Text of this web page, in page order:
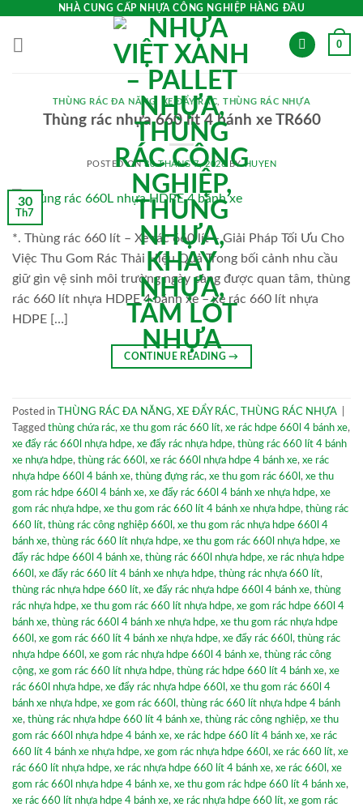
content
NHÀ CUNG CẤP NHỰA CÔNG NGHIỆP HÀNG ĐẦU
0
THÙNG RÁC ĐA NĂNG XE ĐẨY RÁC ,THÙNG RÁC NHỰA
Thùng rác nhựa 660 lít 4 bánh xe TR660
POSTED ON30 THÁNG 7, 2026 BYHUYEN
30
Th7
*. Thùng rác 660 lít – Xe rác 660 lít – Giải Pháp Tối Ưu Cho
Việc Thu Gom Rác Thải Hiệu Quả Trong bối cảnh nhu cầu
giữ gìn vệ sinh môi trường ngày càng được quan tâm, thùng
rác 660 lít nhựa HDPE 4 bánh xe – xe rác 660 lít nhựa
HDPE […]
CONTINUE READING→
Posted in THÙNG RÁC ĐA NĂNG, XE ĐẨY RÁC, THÙNG RÁC NHỰA
Tagged thùng chứa rác, xe thu gom rác 660 lít, xe rác hdpe 660l 4 bánh xe,
xe đẩy rác 660l nhựa hdpe, xe đẩy rác nhựa hdpe, thùng rác 660 lít 4 bánh
xe nhựa hdpe, thùng rác 660l , xe rác 660l nhựa hdpe 4 bánh xe, xe rác
nhựa hdpe 660l 4 bánh xe, thùng đựng rác, xe thu gom rác 660l , xe thu
gom rác hdpe 660l 4 bánh xe, xe đẩy rác 660l 4 bánh xe nhựa hdpe, xe
gom rác nhựa hdpe, xe thu gom rác 660 lít 4 bánh xe nhựa hdpe, thùng rác
660 lít, thùng rác công nghiệp 660l , xe thu gom rác nhựa hdpe 660l 4
bánh xe, thùng rác 660 lít nhựa hdpe, xe thu gom rác 660l nhựa hdpe, xe
đẩy rác hdpe 660l 4 bánh xe, thùng rác 660l nhựa hdpe, xe rác nhựa hdpe
660l , xe đẩy rác 660 lít 4 bánh xe nhựa hdpe, thùng rác nhựa 660 lít,
thùng rác nhựa hdpe 660 lít, xe đẩy rác nhựa hdpe 660l 4 bánh xe, thùng
rác nhựa hdpe, xe thu gom rác 660 lít nhựa hdpe, xe gom rác hdpe 660l 4
bánh xe, thùng rác 660l 4 bánh xe nhựa hdpe, xe thu gom rác nhựa hdpe
660l , xe gom rác 660 lít 4 bánh xe nhựa hdpe, xe đẩy rác 660l , thùng rác
nhựa hdpe 660l , xe gom rác nhựa hdpe 660l 4 bánh xe, thùng rác công
cộng, xe gom rác 660 lít nhựa hdpe, thùng rác hdpe 660 lít 4 bánh xe, xe
rác 660l nhựa hdpe, xe đẩy rác nhựa hdpe 660l , xe thu gom rác 660l 4
bánh xe nhựa hdpe, xe gom rác 660l , thùng rác 660 lít nhựa hdpe 4 bánh
xe, thùng rác nhựa hdpe 660 lít 4 bánh xe, thùng rác công nghiệp, xe thu
gom rác 660l nhựa hdpe 4 bánh xe, xe rác hdpe 660 lít 4 bánh xe, xe rác
660 lít 4 bánh xe nhựa hdpe, xe gom rác nhựa hdpe 660l , xe rác 660 lít, xe
rác 660 lít nhựa hdpe, xe rác nhựa hdpe 660 lít 4 bánh xe, xe rác 660l , xe
gom rác 660l nhựa hdpe 4 bánh xe, xe thu gom rác hdpe 660 lít 4 bánh xe,
xe rác 660 lít nhựa hdpe 4 bánh xe, xe rác nhựa hdpe 660 lít, xe gom rác